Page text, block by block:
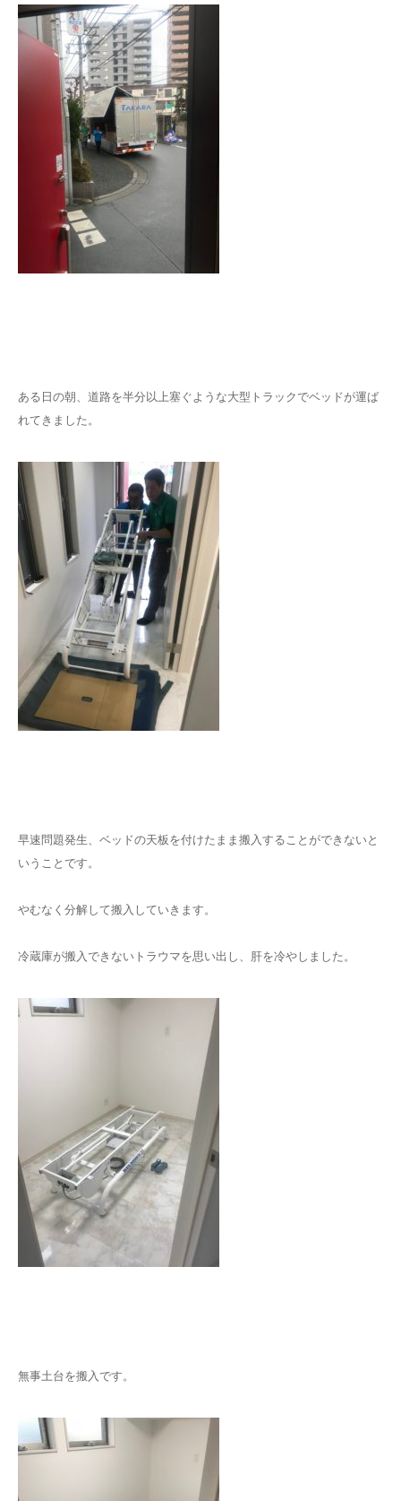
ある日の朝、道路を半分以上塞ぐような大型トラックでベッドが運ば
れてきました。
早速問題発生、ベッドの天板を付けたまま搬入することができないと
いうことです。
やむなく分解して搬入していきます。
冷蔵庫が搬入できないトラウマを思い出し、肝を冷やしました。
無事土台を搬入です。